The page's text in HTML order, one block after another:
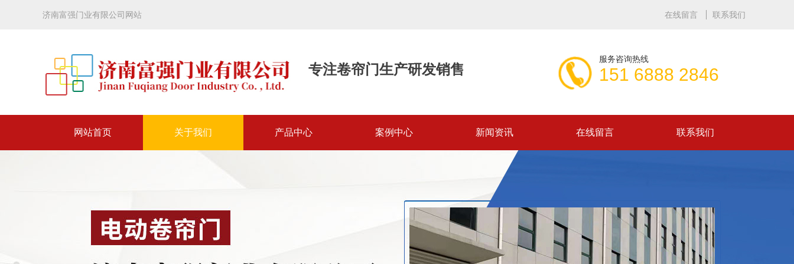
济南富强门业有限公司网站 在线留言 联系我们
专注卷帘门生产研发销售
服务咨询热线
151 6888 2846
网站首页 关于我们 产品中心 案例中心 新闻资讯 在线留言 联系我们